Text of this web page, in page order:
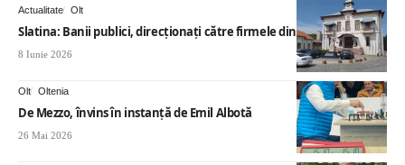
Actualitate Olt
Slatina: Banii publici, direcționați către firmele din afara
8 Iunie 2026
Olt Oltenia
De Mezzo, învins în instanță de Emil Albotă
26 Mai 2026